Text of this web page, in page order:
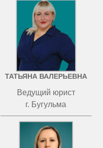
ЧИСТОВА
ТАТЬЯНА ВАЛЕРЬЕВНА
Ведущий юрист
г. Бугульма